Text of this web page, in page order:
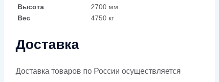
Высота
2700 мм
Вес
4750 кг
Доставка
Доставка товаров по России осуществляется